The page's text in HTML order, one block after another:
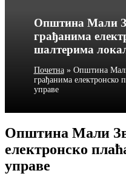
Општина Мали
грађанима
шалтерима
Почетна» Општина
грађанима електронско
управе
Општина Мали
електронско
управе